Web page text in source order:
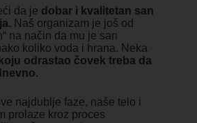
da je dobar i kvalitetan san
Naš organizam je još od
na način da mu je san
koliko voda i hrana. Neka
odrastao čovek treba da
najdublje faze, naše telo i
prolaze kroz proces